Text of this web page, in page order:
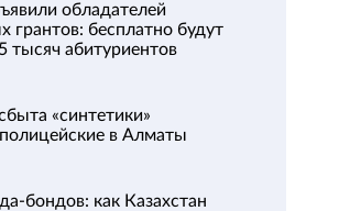
обладателей
грантов: бесплатно будут
тысяч абитуриентов
«синтетики»
в Алматы
бондов: как Казахстан